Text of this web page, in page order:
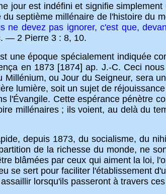
est indéfini et signifie simplement
septième millénaire de l'histoire du
ne devez pas ignorer, c'est que,
— 2 Pierre 3 : 8, 10.
époque spécialement indiquée
en 1873 [1874] ap. J.-C. Ceci
ou Jour du Seigneur, sera
lumière, soit un sujet de
l'Évangile. Cette espérance pénètre
millénaires ; ils voient, au delà du
1873, du socialisme, du
de la richesse du monde, ne
blâmées par ceux qui aiment la loi,
se sert pour faciliter l'établissement
lorsqu'ils passeront à travers